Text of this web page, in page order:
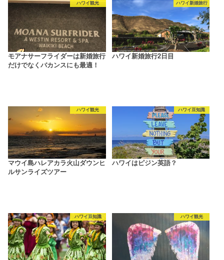
ハワイ観光
モアナサーフライダーは新婚旅行
だけでなくバカンスにも最適！
ハワイ新婚旅行
ハワイ新婚旅行2日目
ハワイ観光
マウイ島ハレアカラ火山ダウンヒ
ルサンライズツアー
ハワイ豆知識
ハワイはピジン英語？
ハワイ豆知識 ハワイ観光